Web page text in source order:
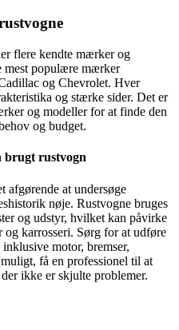
flere kendte mærker og
mest populære mærker
og Chevrolet. Hver
og stærke sider. Det er
og modeller for at finde den
og budget.
brugt rustvogn
afgørende at undersøge
nøje. Rustvogne bruges
og udstyr, hvilket kan påvirke
og karrosseri. Sørg for at udføre
motor, bremser,
få en professionel til at
ikke er skjulte problemer.